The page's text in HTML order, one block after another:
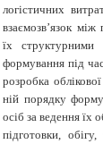
логістичних
взаємозв’язок
їх структурними
формування під
розробка
ній порядку
осіб за ведення їх
підготовки,